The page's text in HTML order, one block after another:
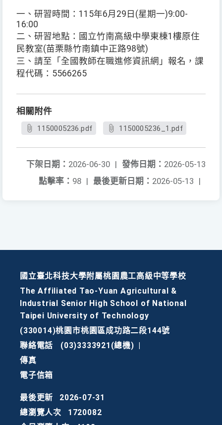
一、研習時間：115年6月29日(星期一)9:00-
16:00
二、研習地點：國立竹南高級中學東棟1樓原住
民教室(苗栗縣竹南鎮中正路98號)
三、請至「全國教師在職進修資訊網」報名，課
程代碼：5566265
相關附件
1150005236.pdf 1150005236_1.pdf
發佈日期： 2026-05-13
下架日期： 2026-06-30 |
最後更新日期： 2026-05-13 |
點擊率： 98 |
國立臺北科技大學附屬桃園農工高級中等學校
The Affiliated Tao-Yuan Agricultural &
Industrial Senior High School of National
Taipei University of Technology
(330014)桃園市桃園區成功路二段144號
聯絡電話
(03)3333921(總機)
傳真
電子信箱
最後更新
2026-07-31
總瀏覽人次
1720082